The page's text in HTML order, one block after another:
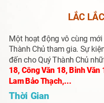
LẮC
Một hoạt động vô cùng
Thành Chủ tham gia. Sự
đến cho Quý Thành Chủ
18, Công Văn 18, Binh Văn
Lam Bảo Thạch,...
Thời Gian